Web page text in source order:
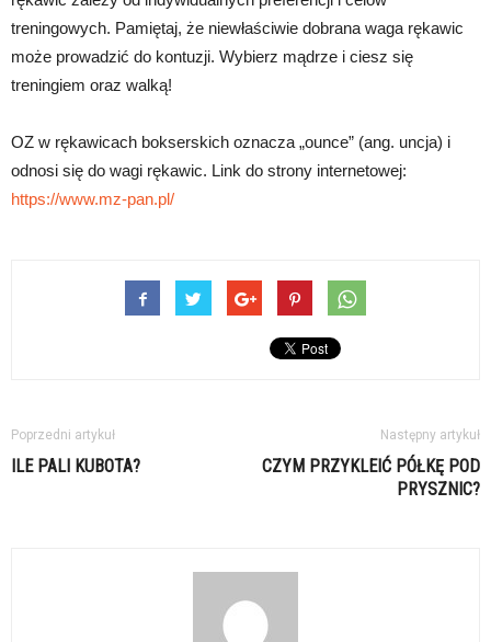
treningowych. Pamiętaj, że niewłaściwie dobrana waga rękawic
może prowadzić do kontuzji. Wybierz mądrze i ciesz się
treningiem oraz walką!
OZ w rękawicach bokserskich oznacza „ounce” (ang. uncja) i
odnosi się do wagi rękawic. Link do strony internetowej:
https://www.mz-pan.pl/
Poprzedni artykuł
ILE PALI KUBOTA?
Następny artykuł
CZYM PRZYKLEIĆ PÓŁKĘ POD
PRYSZNIC?